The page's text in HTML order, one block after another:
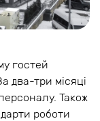
гостей
два-три місяці
Також
роботи